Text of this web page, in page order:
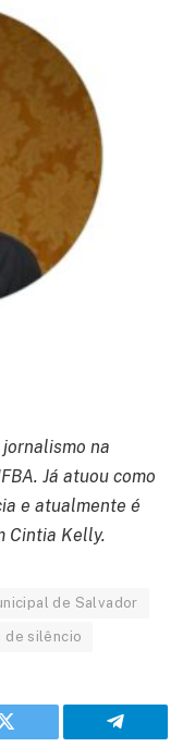
na
Já atuou como
e atualmente é
Cintia Kelly.
de Salvador
de silêncio
Twitter Telegram